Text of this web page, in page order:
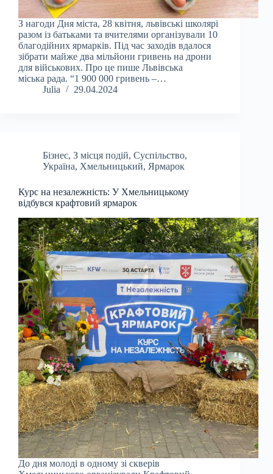
З нагоди Дня міста, 28 квітня, львівські школярі
разом із батьками та вчителями організували 10
благодійних ярмарків. Під час заходів вдалося
зібрати майже два мільйони гривень на дрони
для військових. Про це пише Львівська
міська рада. “1 900 000 гривень –…
Julia
29.04.2024
Бізнес, З місця подій, Суспільство,
Україна, Хмельницький, Ярмарок
Курс на незалежність: У Хмельницькому
відбувся крафтовий ярмарок
До дня молоді в одному зі скверів